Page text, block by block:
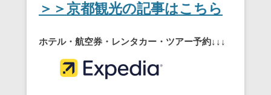
＞＞京都観光の記事はこちら
ホテル・航空券・レンタカー・ツアー予約↓↓↓